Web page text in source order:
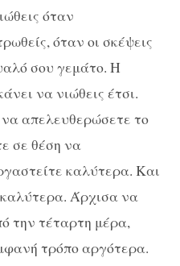
όταν
όταν οι σκέψεις
σου γεμάτο. Η
να νιώθεις έτσι.
απελευθερώσετε το
σε θέση να
καλύτερα. Και
Άρχισα να
την τέταρτη μέρα,
τρόπο αργότερα.